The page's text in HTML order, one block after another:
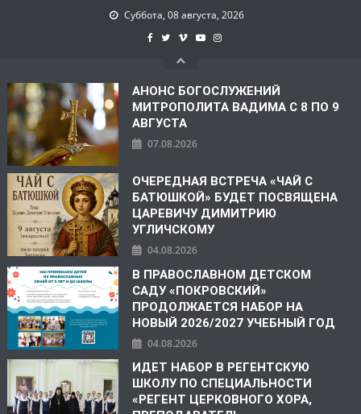
Суббота, 08 августа, 2026
АНОНС БОГОСЛУЖЕНИЙ
МИТРОПОЛИТА ВАДИМА С 8 ПО 9
АВГУСТА
07.08.2026
ОЧЕРЕДНАЯ ВСТРЕЧА «ЧАЙ С
БАТЮШКОЙ» БУДЕТ ПОСВЯЩЕНА
ЦАРЕВИЧУ ДИМИТРИЮ
УГЛИЧСКОМУ
04.08.2026
В ПРАВОСЛАВНОМ ДЕТСКОМ
САДУ «ПОКРОВСКИЙ»
ПРОДОЛЖАЕТСЯ НАБОР НА
НОВЫЙ 2026/2027 УЧЕБНЫЙ ГОД
04.08.2026
ИДЕТ НАБОР В РЕГЕНТСКУЮ
ШКОЛУ ПО СПЕЦИАЛЬНОСТИ
«РЕГЕНТ ЦЕРКОВНОГО ХОРА,